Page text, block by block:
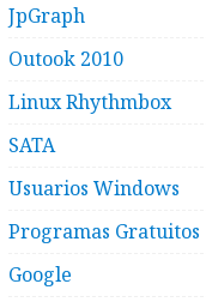
JpGraph
Outook 2010
Linux Rhythmbox
SATA
Usuarios Windows
Programas Gratuitos
Google